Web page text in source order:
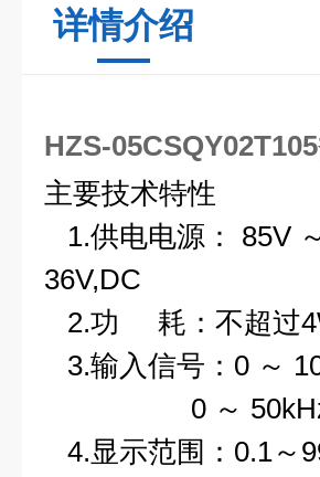
详情介绍
HZS-
主要技术特性
1.供电电源： 85V
36V,DC
2.功 耗：不超过
3.输入信号：0 ～
0 ～ 50kHz
4.显示范围：0.1～